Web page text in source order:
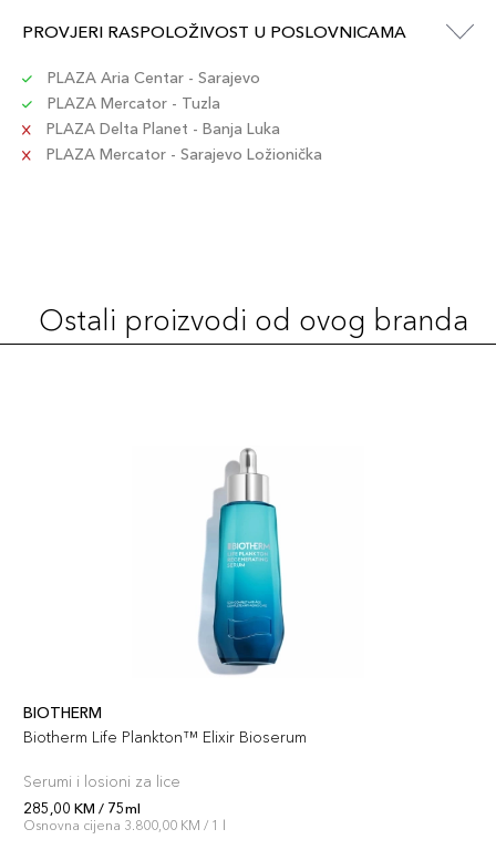
PROVJERI RASPOLOŽIVOST U POSLOVNICAMA
PLAZA Aria Centar - Sarajevo
PLAZA Mercator - Tuzla
PLAZA Delta Planet - Banja Luka
PLAZA Mercator - Sarajevo Ložionička
Ostali proizvodi od ovog branda
BIOTHERM
Biotherm Life Plankton™ Elixir Bioserum
Serumi i losioni za lice
285,00 KM / 75ml
Osnovna cijena 3.800,00 KM / 1 l